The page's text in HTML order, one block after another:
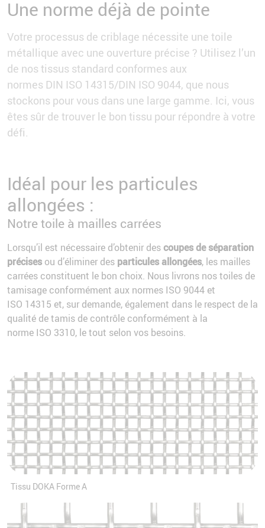
Une norme déjà de pointe
Votre processus de criblage nécessite une toile
métallique avec une ouverture précise ? Utilisez l’un
de nos tissus standard conformes aux
normes DIN ISO 14315/DIN ISO 9044, que nous
stockons pour vous dans une large gamme. Ici, vous
êtes sûr de trouver le bon tissu pour répondre à votre
défi.
Idéal pour les particules
allongées :
Notre toile à mailles carrées
Lorsqu’il est nécessaire d’obtenir descoupes de séparation
précises ou d’éliminer des particules allongées, les mailles
carrées constituent le bon choix. Nous livrons nos toiles de
tamisage conformément aux normes ISO 9044 et
ISO 14315 et, sur demande, également dans le respect de la
qualité de tamis de contrôle conformément à la
norme ISO 3310, le tout selon vos besoins.
Tissu DOKA Forme A